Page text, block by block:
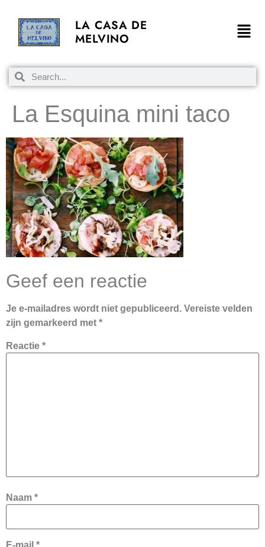
LA CASA DE
MELVINO
La Esquina mini taco
Geef een reactie
Je e-mailadres wordt niet gepubliceerd. Vereiste velden
zijn gemarkeerd met *
Reactie *
Naam *
E-mail *